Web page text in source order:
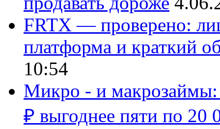
FRTX — проверено:
платформа и краткий
10:54
Микро - и макрозаймы:
₽ выгоднее пяти по 20